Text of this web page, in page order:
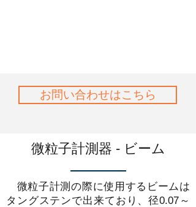
お問い合わせはこちら
微粒子計測器 - ビーム
微粒子計測の際に使用するビームは
タングステンで出来ており、径0.07～